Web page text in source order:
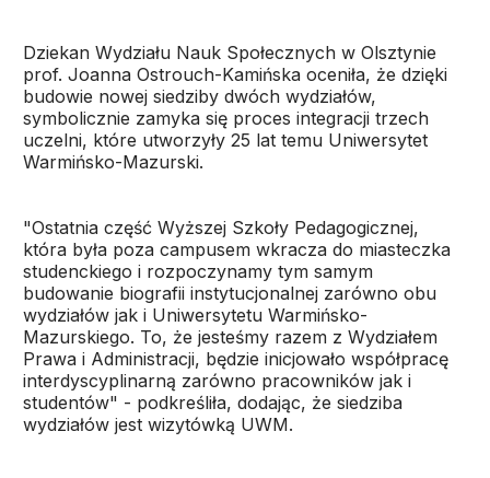
Dziekan Wydziału Nauk Społecznych w Olsztynie
prof. Joanna Ostrouch-Kamińska oceniła, że dzięki
budowie nowej siedziby dwóch wydziałów,
symbolicznie zamyka się proces integracji trzech
uczelni, które utworzyły 25 lat temu Uniwersytet
Warmińsko-Mazurski.
"Ostatnia część Wyższej Szkoły Pedagogicznej,
która była poza campusem wkracza do miasteczka
studenckiego i rozpoczynamy tym samym
budowanie biografii instytucjonalnej zarówno obu
wydziałów jak i Uniwersytetu Warmińsko-
Mazurskiego. To, że jesteśmy razem z Wydziałem
Prawa i Administracji, będzie inicjowało współpracę
interdyscyplinarną zarówno pracowników jak i
studentów" - podkreśliła, dodając, że siedziba
wydziałów jest wizytówką UWM.